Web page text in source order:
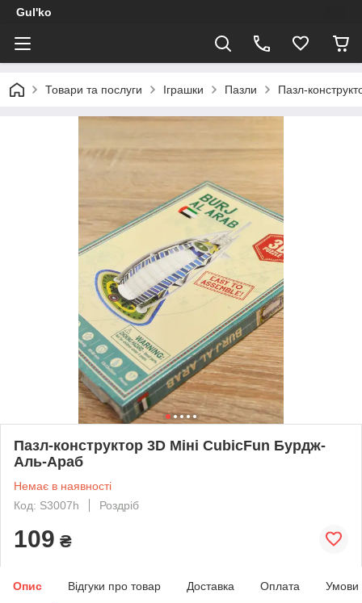
Gul'ko
Товари та послуги Іграшки Пазли Пазл-
Пазл-конструктор 3D Міні CubicFun Бурдж-
Аль-Араб
Немає в наявності
Код: S3007h
Роздріб
109 ₴
Опис Відгуки про товар Доставка Оплата Умови